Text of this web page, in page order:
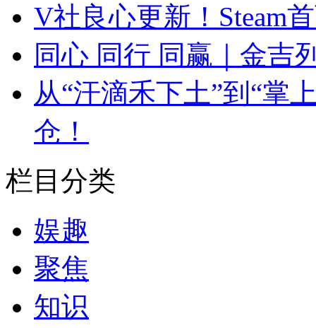
V社良心更新！Steam
同心 同行 同赢｜金吉
从“汗滴禾下土”到“掌
仓！
栏目分类
娱趣
聚焦
知识